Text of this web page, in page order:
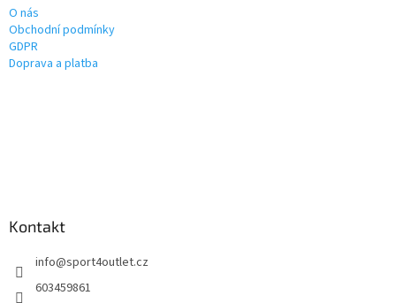
O nás
Obchodní podmínky
GDPR
Doprava a platba
Kontakt
info@sport4outlet.cz
603459861